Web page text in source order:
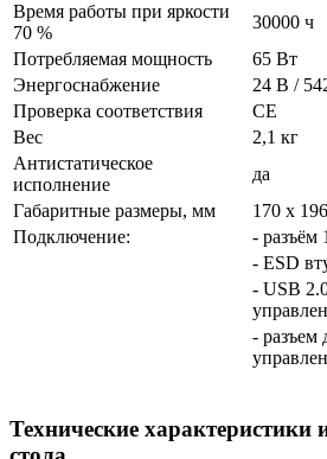
Время работы при яркости
70 %
30000 ч
Потребляемая мощность
65 Вт
Энергоснабжение
24 В /
Проверка соответствия
CE
Вес
2,1 кг
Антистатическое
исполнение
да
Габаритные размеры, мм
170 x
Подключение:
- разъём
- ESD
- USB
- разъем
Технические характеристики